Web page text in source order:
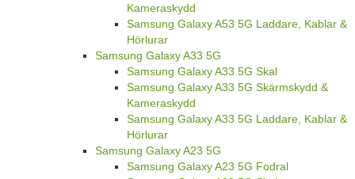
Kameraskydd
Samsung Galaxy A53 5G Laddare, Kablar &
Hörlurar
Samsung Galaxy A33 5G
Samsung Galaxy A33 5G Skal
Samsung Galaxy A33 5G Skärmskydd &
Kameraskydd
Samsung Galaxy A33 5G Laddare, Kablar &
Hörlurar
Samsung Galaxy A23 5G
Samsung Galaxy A23 5G Fodral